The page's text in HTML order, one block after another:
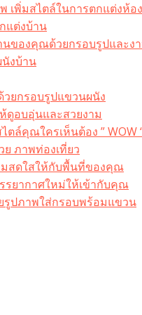
เพิ่มสไตล์ในการตกแต่งห้อง
แต่งบ้าน
ของคุณด้วยกรอบรูปและง
งบ้าน
ยกรอบรูปแขวนผนัง
ดูอบอุ่นและสวยงาม
ล์คุณใครเห็นต้อง ” WOW
ย ภาพท่องเที่ยว
มสดใสให้กับพื้นที่ของคุณ
รยากาศใหม่ให้เข้ากับคุณ
ปภาพใส่กรอบพร้อมแขวน​